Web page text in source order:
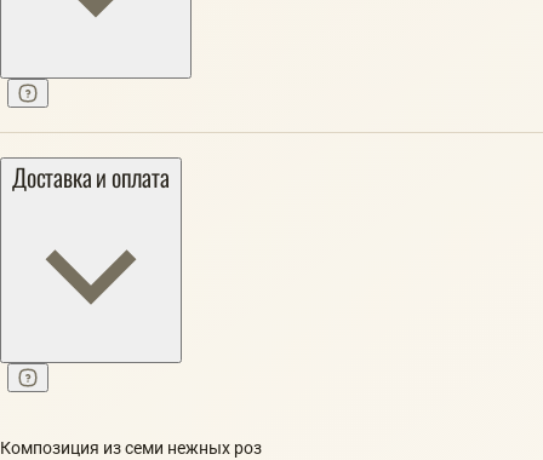
Доставка и оплата
Композиция из семи нежных роз